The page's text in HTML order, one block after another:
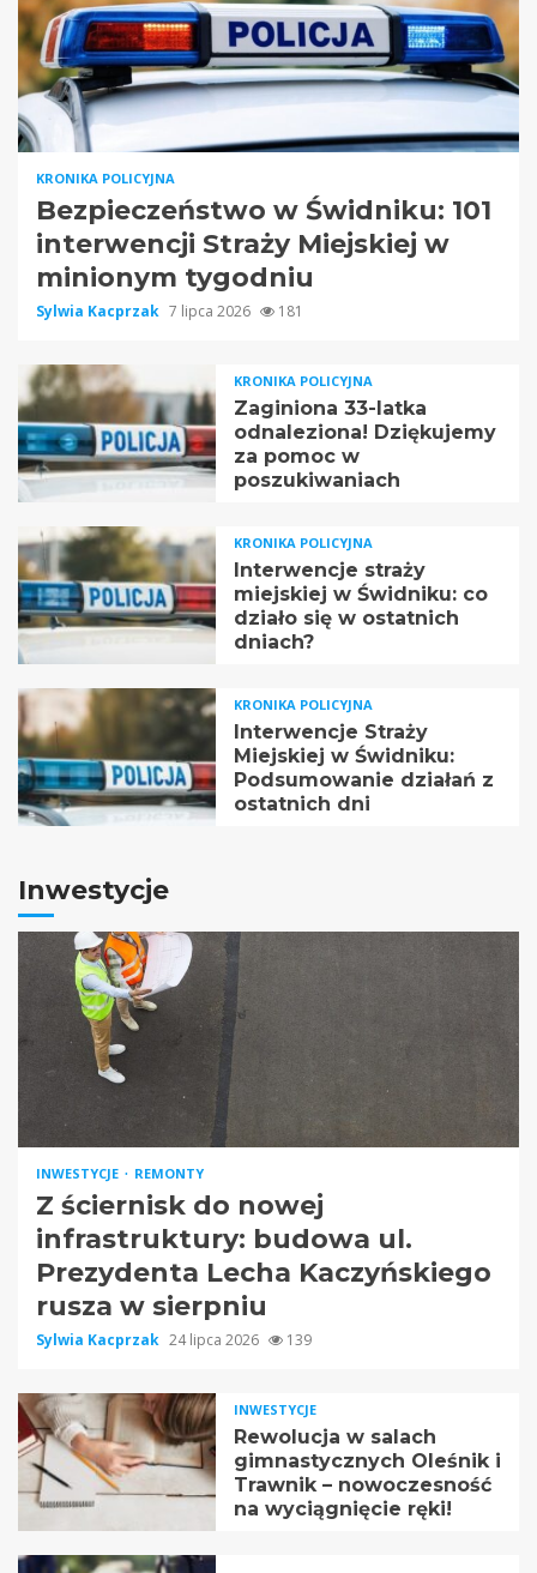
KRONIKA POLICYJNA
Bezpieczeństwo w Świdniku: 101
interwencji Straży Miejskiej w
minionym tygodniu
Sylwia Kacprzak 7 lipca 2026 181
KRONIKA POLICYJNA
Zaginiona 33-latka
odnaleziona! Dziękujemy
za pomoc w
poszukiwaniach
KRONIKA POLICYJNA
Interwencje straży
miejskiej w Świdniku: co
działo się w ostatnich
dniach?
KRONIKA POLICYJNA
Interwencje Straży
Miejskiej w Świdniku:
Podsumowanie działań z
ostatnich dni
Inwestycje
INWESTYCJE REMONTY
Z ściernisk do nowej
infrastruktury: budowa ul.
Prezydenta Lecha Kaczyńskiego
rusza w sierpniu
Sylwia Kacprzak 24 lipca 2026 139
INWESTYCJE
Rewolucja w salach
gimnastycznych Oleśnik i
Trawnik – nowoczesność
na wyciągnięcie ręki!